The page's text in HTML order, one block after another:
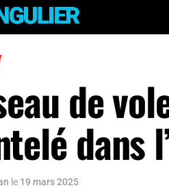
de
dans
le 19 mars 2025